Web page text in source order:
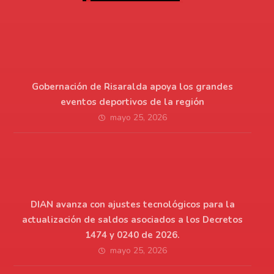
Gobernación de Risaralda apoya los grandes
eventos deportivos de la región
mayo 25, 2026
DIAN avanza con ajustes tecnológicos para la
actualización de saldos asociados a los Decretos
1474 y 0240 de 2026.
mayo 25, 2026